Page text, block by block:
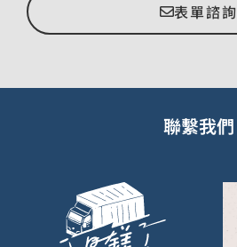
表單諮詢
聯繫我們